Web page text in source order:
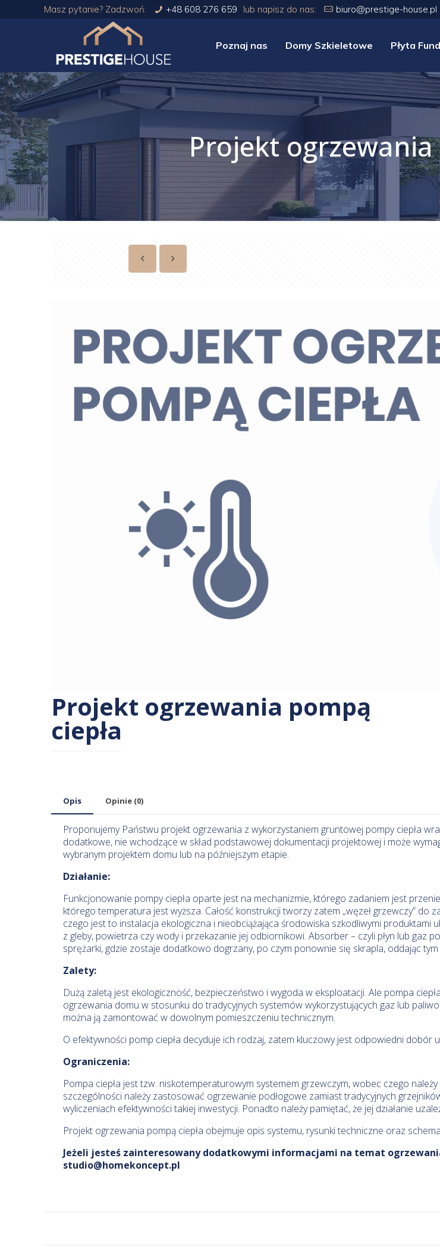
Masz pytanie? Zadzwoń: +48 608 276 659 lub napisz do nas: biuro@prestige-house.pl
Poznaj nas Domy Szkieletowe Płyta
Projekt ogrzewania
Projekt ogrzewania pompą
ciepła
Opis Opinie (0)
Proponujemy Państwu projekt ogrzewania z wykorzystaniem gruntowej pompy ciepła
dodatkowe, nie wchodzące w skład podstawowej dokumentacji projektowej i może
wybranym projektem domu lub na późniejszym etapie.
Działanie:
Funkcjonowanie pompy ciepła oparte jest na mechanizmie, którego zadaniem jest
którego temperatura jest wyższa. Całość konstrukcji tworzy zatem „węzeł grzewczy”
czego jest to instalacja ekologiczna i nieobciążająca środowiska szkodliwymi produktami
z gleby, powietrza czy wody i przekazanie jej odbiornikowi. Absorber – czyli płyn lub gaz
sprężarki, gdzie zostaje dodatkowo dogrzany, po czym ponownie się skrapla, oddając
Zalety:
Dużą zaletą jest ekologiczność, bezpieczeństwo i wygoda w eksploatacji. Ale pompa
ogrzewania domu w stosunku do tradycyjnych systemów wykorzystujących gaz lub
można ją zamontować w dowolnym pomieszczeniu technicznym.
O efektywności pomp ciepła decyduje ich rodzaj, zatem kluczowy jest odpowiedni
Ograniczenia:
Pompa ciepła jest tzw. niskotemperaturowym systemem grzewczym, wobec czego
szczególności należy zastosować ogrzewanie podłogowe zamiast tradycyjnych
wyliczeniach efektywności takiej inwestycji. Ponadto należy pamiętać, że jej działanie
Projekt ogrzewania pompą ciepła obejmuje opis systemu, rysunki techniczne oraz
Jeżeli jesteś zainteresowany dodatkowymi informacjami na temat
studio@homekoncept.pl